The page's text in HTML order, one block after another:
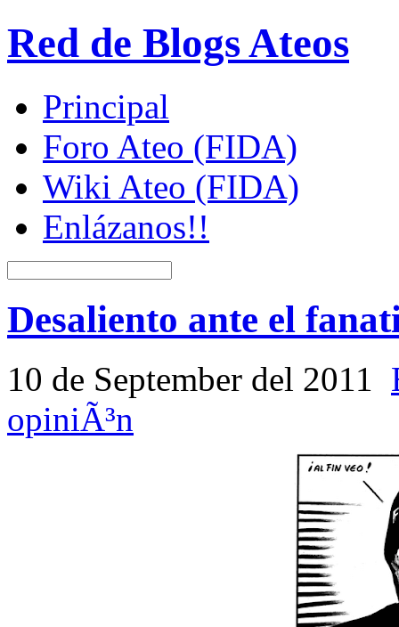
Red de Blogs Ateos
Principal
Foro Ateo (FIDA)
Wiki Ateo (FIDA)
Enlázanos!!
Desaliento ante el
10 de September del 2011
opiniÃ³n